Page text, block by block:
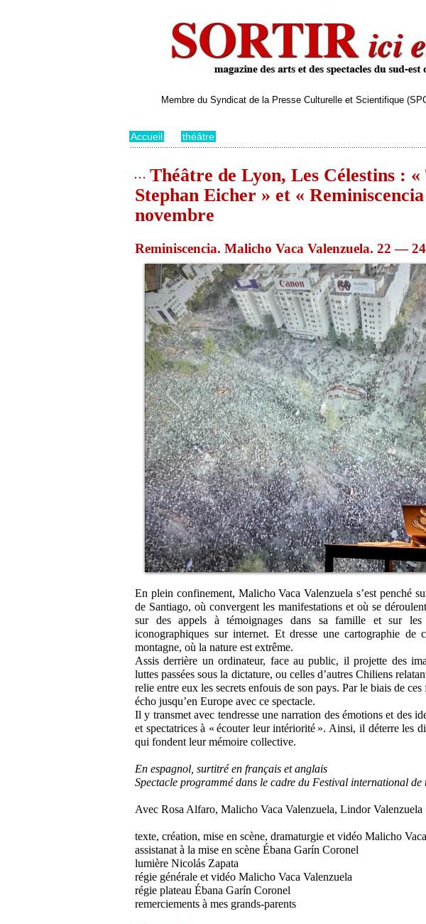
Membre du Syndicat de la Presse Culturelle et Scientifique
Accueil théâtre
Théâtre de Lyon, Les Célestins :
Stephan Eicher » et «
novembre
Reminiscencia. Malicho Vaca Valenzuela. 22 —
En plein confinement, Malicho Vaca Valenzuela s’est penché
de Santiago, où convergent les manifestations et où se
sur des appels à témoignages dans sa famille et sur les
iconographiques sur internet. Et dresse une cartographie
montagne, où la nature est extrême.
Assis derrière un ordinateur, face au public, il projette des
luttes passées sous la dictature, ou celles d’autres Chiliens
relie entre eux les secrets enfouis de son pays. Par le biais de
écho jusqu’en Europe avec ce spectacle.
Il y transmet avec tendresse une narration des émotions et des
et spectatrices à « écouter leur intériorité ». Ainsi, il déterre les
qui fondent leur mémoire collective.
En espagnol, surtitré en français et anglais
Spectacle programmé dans le cadre du Festival international de
Avec Rosa Alfaro, Malicho Vaca Valenzuela, Lindor Valenzuela
texte, création, mise en scène, dramaturgie et vidéo Malicho
assistanat à la mise en scène Ébana Garín Coronel
lumière Nicolás Zapata
régie générale et vidéo Malicho Vaca Valenzuela
régie plateau Ébana Garín Coronel
remerciements à mes grands‑parents